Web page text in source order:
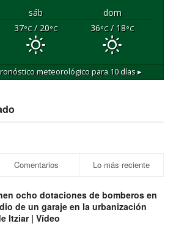
sáb
dom
37°C/ 20°C 36°C/ 18°C
meteorológico para 10 días ▸
Comentarios Lo más reciente
ocho dotaciones de bomberos en
de un garaje en la urbanización
Itziar | Vídeo